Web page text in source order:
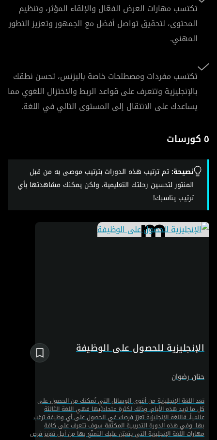
تكتسب مهارات العرض الفعّال والإلقاء المؤثر، وتنظيم
المحتوى، لتحقيق تواصل أفضل مع الجمهور وتعزيز التطور
المهني.
تكتسب مفردات ومصطلحات خاصة بالبزنس، تحسن نطقك
بالإنجليزية وتتعرف على قواعد الربط والاختزال اللغوي مما
يساعدك على الانتقال إلى المستوى التالي في اللغة.
٥ كورسات
نصيحة:تم ترتيب هذه الدورات بترتيب موصى به من قبل
المنتور لتحسين رحلتك التعليمية، ولكن يمكنك مشاهدتها بأي
ترتيب يناسبك!
الإنجليزية للحصول على الوظيفة
حنان رضوان
تعد اللغة الإنجليزية من أقوى الوسائل التي تُمكنك من الحصول على
كل ما تريد هذه الأيام، وذلك لكثرة متحادثيها فهي اللغة الثالثة
عالمياً، فاللغة الإنجليزية تعزز فرصك في الحصول على أي وظيفة ترغب
بها. وفي هذه الدورة التدريبية المكثّفة سوف تتعرف على كافة
مهارات اللغة الإنجليزية التي يتعيّن عليك التمتّع بها من أجل تعزيز فرص